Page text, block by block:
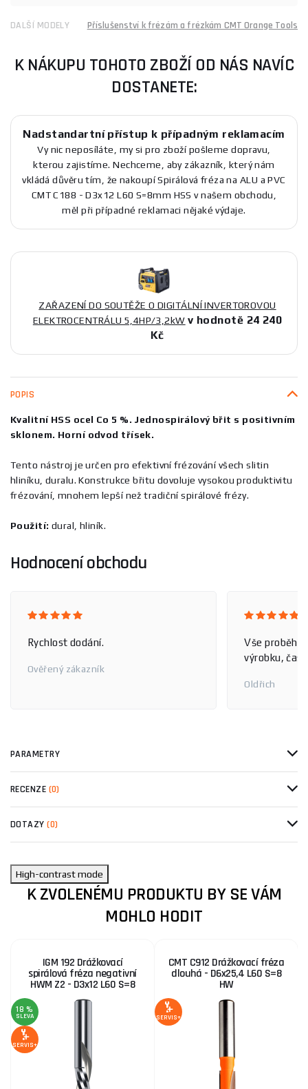
DALŠÍ MODELY Příslušenství k frézám a frézkám CMT Orange Tools
K NÁKUPU TOHOTO ZBOŽÍ OD NÁS NAVÍC
DOSTANETE:
Nadstandartní přístup k případným reklamacím
Vy nic neposíláte, my si pro zboží pošleme dopravu,
kterou zajistíme. Nechceme, aby zákazník, který nám
vkládá důvěru tím, že nakoupí Spirálová fréza na ALU a PVC
CMT C188 - D3x12 L60 S=8mm HSS v našem obchodu,
měl při případné reklamaci nějaké výdaje.
ZAŘAZENÍ DO SOUTĚŽE O DIGITÁLNÍ INVERTOROVOU
ELEKTROCENTRÁLU 5,4HP/3,2kW v hodnotě 24 240
Kč
POPIS
Kvalitní HSS ocel Co 5 %. Jednospirálový břit s positivním
sklonem. Horní odvod třísek.
Tento nástroj je určen pro efektivní frézování všech slitin
hliníku, duralu. Konstrukce břitu dovoluje vysokou produktivitu
frézování, mnohem lepší než tradiční spirálové frézy.
Použití: dural, hliník.
Hodnocení obchodu
Rychlost dodání.
Ověřený zákazník
Vše
výrobku, čas
Oldřich
PARAMETRY
RECENZE (0)
DOTAZY(0)
High-contrast mode
K ZVOLENÉMU PRODUKTU BY SE VÁM
MOHLO HODIT
IGM 192 Drážkovací
spirálová fréza negativní
HWM Z2 - D3x12 L60 S=8
18 %
SLEVA
SERVIS+
CMT C912 Drážkovací fréza
dlouhá - D6x25,4 L60 S=8
HW
SERVIS+